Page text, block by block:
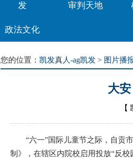
发 审判天地
政法文化
您的位置： 凯发真人-ag凯发 > 图片播
大
【
“六一”国际儿童节之际，自贡市
制》，在辖区内院校启用投放“反